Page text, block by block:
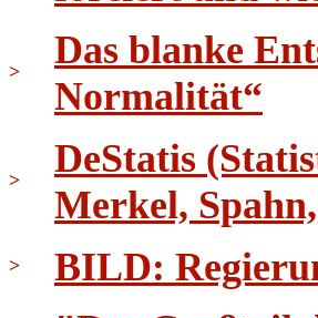
>
Das blanke
Normalität“
>
DeStatis
Merkel,
> BILD: